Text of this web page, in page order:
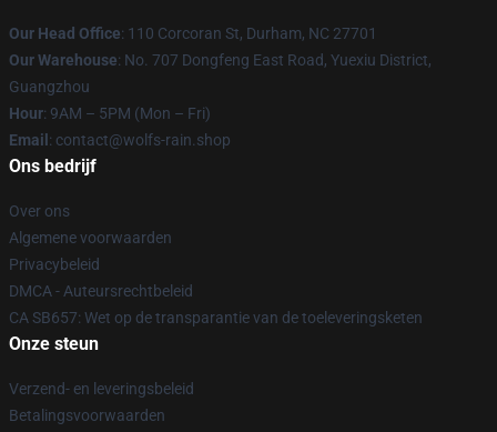
Our Head Office: 110 Corcoran St, Durham, NC 27701
Our Warehouse: No. 707 Dongfeng East Road, Yuexiu District,
Guangzhou
Hour: 9AM – 5PM (Mon – Fri)
Email : contact@wolfs-rain.shop
Ons bedrijf
Over ons
Algemene voorwaarden
Privacybeleid
DMCA - Auteursrechtbeleid
CA SB657: Wet op de transparantie van de toeleveringsketen
Onze steun
Verzend- en leveringsbeleid
Betalingsvoorwaarden